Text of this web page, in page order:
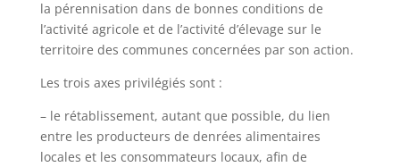
la pérennisation dans de bonnes conditions de
l’activité agricole et de l’activité d’élevage sur le
territoire des communes concernées par son action.
Les trois axes privilégiés sont :
– le rétablissement, autant que possible, du lien
entre les producteurs de denrées alimentaires
locales et les consommateurs locaux, afin de